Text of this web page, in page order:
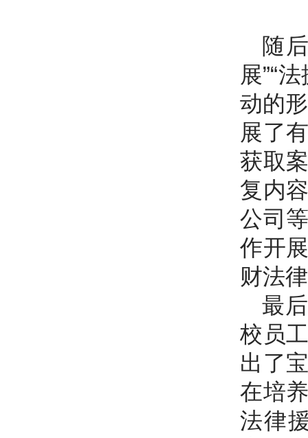
随
展”“
动的
展了
获取
复内
公司
作开
财法
最
校员
出了
在培
法律